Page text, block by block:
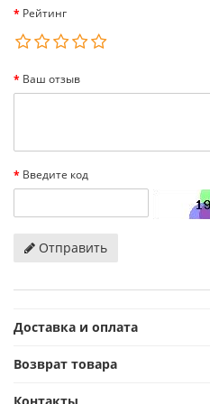
Рейтинг
Ваш отзыв
Введите код
Отправить
Доставка и оплата
Возврат товара